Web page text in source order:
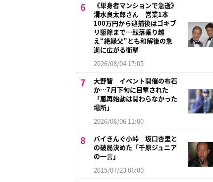
《単身者マンションで急逝》
清水良太郎さん 営業1本
100万円から逮捕後はゴキブ
リ駆除まで…転落乗り越
え“絶縁父”とも和解後の急
逝に広がる衝撃
2026/08/04 17:05
大野智 イベント開催の布石
か…7月下旬に目撃された
「嵐再始動は関わらなかった
場所」
2026/08/06 11:00
バイきんぐ小峠 坂口杏里と
の破局決めた「千原ジュニア
の一言」
2015/07/23 06:00